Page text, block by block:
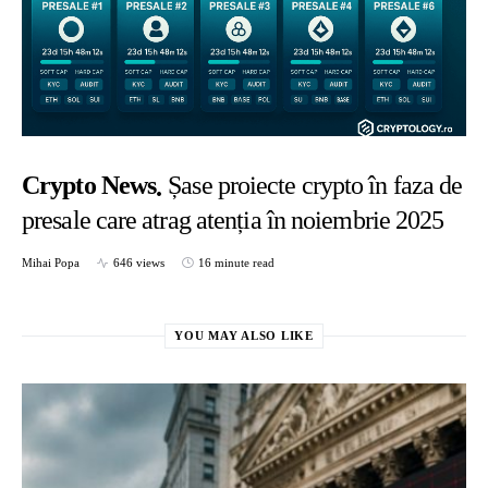
Crypto News Șase proiecte crypto în faza de
presale care atrag atenția în noiembrie 2025
Mihai Popa 646 views 16 minute read
YOU MAY ALSO LIKE